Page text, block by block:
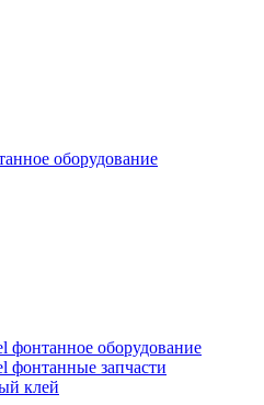
оборудование
фонтанное оборудование
фонтанные запчасти
клей